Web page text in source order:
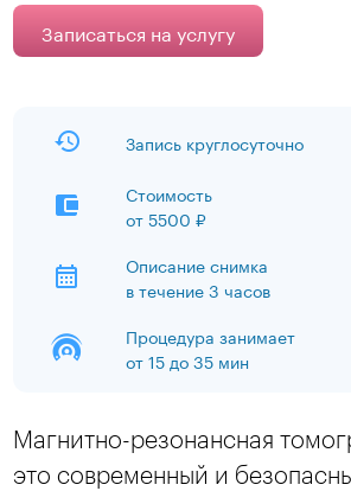
Записаться на услугу
Запись круглосуточно
Стоимость
от5500 ₽
Описание снимка
в течение 3 часов
Процедура занимает
от 15 до 35 мин
Магнитно-резонансная
это современный и